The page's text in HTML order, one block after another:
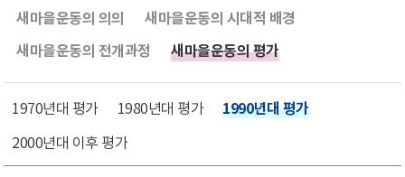
새마을운동의 의의
새마을운동의 시대적 배경
새마을운동의 전개과정
새마을운동의 평가
1970년대 평가 1980년대 평가 1990년대 평가
2000년대 이후 평가